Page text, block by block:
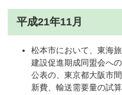
平成21年11月
松本市において、東海
建設促進期成同盟会へ
公表の、東京都大阪市
新費、輸送需要量の試